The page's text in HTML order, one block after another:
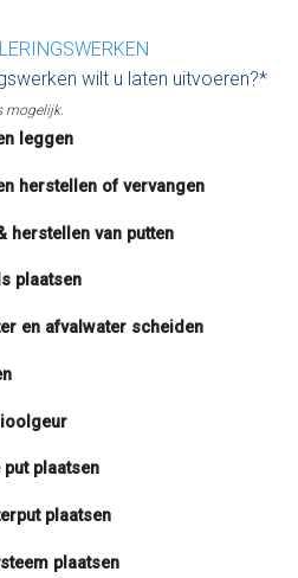
wilt u laten uitvoeren?*
mogelijk.
leggen
herstellen of vervangen
herstellen van putten
plaatsen
en afvalwater scheiden
plaatsen
plaatsen
plaatsen